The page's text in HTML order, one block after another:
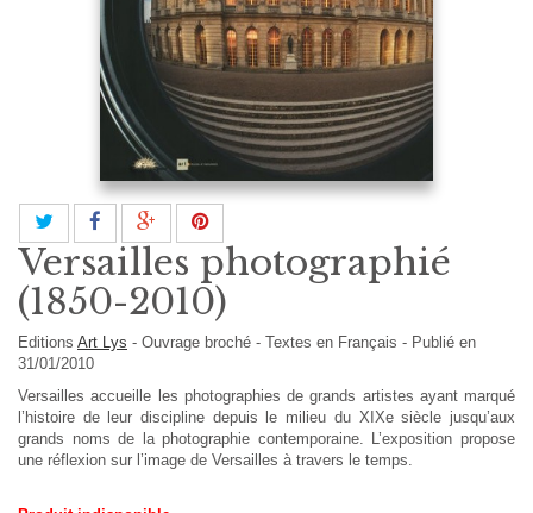
Versailles photographié
(1850-2010)
Editions Art Lys - Ouvrage broché - Textes en Français - Publié en
31/01/2010
Versailles accueille les photographies de grands artistes ayant marqué
l’histoire de leur discipline depuis le milieu du XIXe siècle jusqu’aux
grands noms de la photographie contemporaine. L’exposition propose
une réflexion sur l’image de Versailles à travers le temps.